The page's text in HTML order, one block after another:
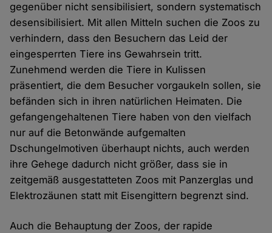
gegenüber nicht sensibilisiert, sondern systematisch
desensibilisiert. Mit allen Mitteln suchen die Zoos zu
verhindern, dass den Besuchern das Leid der
eingesperrten Tiere ins Gewahrsein tritt.
Zunehmend werden die Tiere in Kulissen
präsentiert, die dem Besucher vorgaukeln sollen, sie
befänden sich in ihren natürlichen Heimaten. Die
gefangengehaltenen Tiere haben von den vielfach
nur auf die Betonwände aufgemalten
Dschungelmotiven überhaupt nichts, auch werden
ihre Gehege dadurch nicht größer, dass sie in
zeitgemäß ausgestatteten Zoos mit Panzerglas und
Elektrozäunen statt mit Eisengittern begrenzt sind.
Auch die Behauptung der Zoos, der rapide